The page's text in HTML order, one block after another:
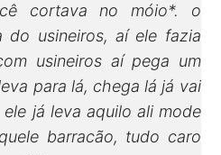
cortava no móio*. o
do usineiros, aí ele fazia
usineiros aí pega um
para lá, chega lá já vai
já leva aquilo ali mode
barracão, tudo caro